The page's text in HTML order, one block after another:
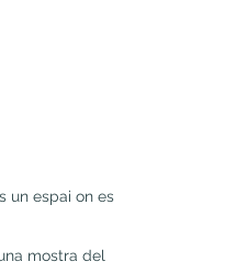
un espai on es
mostra del